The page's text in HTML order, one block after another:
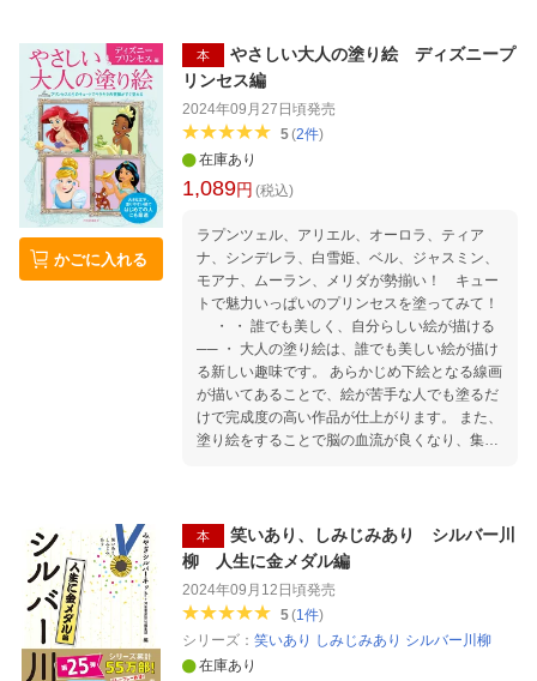
かごに入れる
本
やさしい大人の塗り絵 ディズニープ
リンセス編
2024年09月27日頃発売
5(2件)
在庫あり
1,089円 (税込)
ラプンツェル、アリエル、オーロラ、ティア
ナ、シンデレラ、白雪姫、ベル、ジャスミン、
モアナ、ムーラン、メリダが勢揃い！ キュー
トで魅力いっぱいのプリンセスを塗ってみて！
・ ・ 誰でも美しく、自分らしい絵が描ける
── ・ 大人の塗り絵は、誰でも美しい絵が描け
る新しい趣味です。 あらかじめ下絵となる線画
が描いてあることで、絵が苦手な人でも塗るだ
けで完成度の高い作品が仕上がります。 また、
塗り絵をすることで脳の血流が良くなり、集中
げるのもよし、大胆なアレンジを加えるのもよ
し。あなたの色に染められます。 ・ お手本付
で自由に塗るタイプの塗り絵もありますが、河
出書房新社「大人の塗り絵」シリーズは、カラ
ー原画と塗り方ミニレッスンが付いています
（一部、付いていない商品もございます）。 ・
本
笑いあり、しみじみあり シルバー川
柳 人生に金メダル編
2024年09月12日頃発売
5(1件)
シリーズ： 笑いあり しみじみあり シルバー川柳
在庫あり